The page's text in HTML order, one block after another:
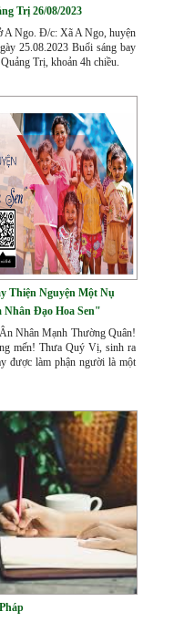
Trị 26/08/2023
A Ngo. Đ/c: Xã A Ngo, huyện
25.08.2023 Buổi sáng bay
Trị, khoản 4h chiều.
Thiện Nguyện Một Nụ
Đạo Hoa Sen"
Nhân Mạnh Thường Quân!
mến! Thưa Quý Vị, sinh ra
được làm phận người là một